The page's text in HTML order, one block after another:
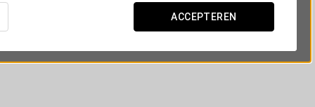
ACCEPTEREN
SEGOVIA